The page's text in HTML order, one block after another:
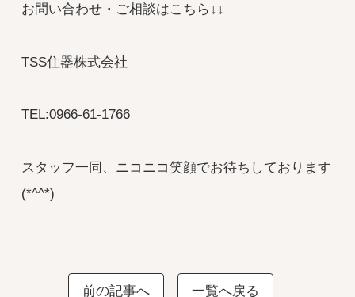
お問い合わせ・ご相談はこちら↓↓
TSS住器株式会社
TEL:0966-61-1766
スタッフ一同、ニコニコ笑顔でお待ちしております
(*^^*)
前の記事へ 一覧へ戻る